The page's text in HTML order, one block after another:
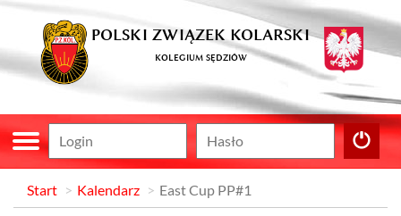
POLSKI ZWIĄZEK KOLARSKI
KOLEGIUM SĘDZIÓW
Start Kalendarz East Cup PP#1